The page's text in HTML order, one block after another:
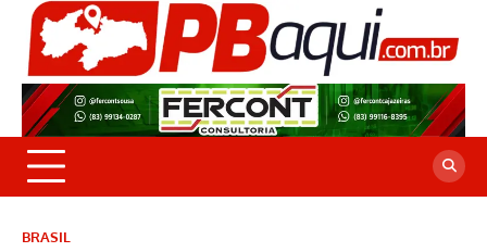
Skip
content
BRASIL